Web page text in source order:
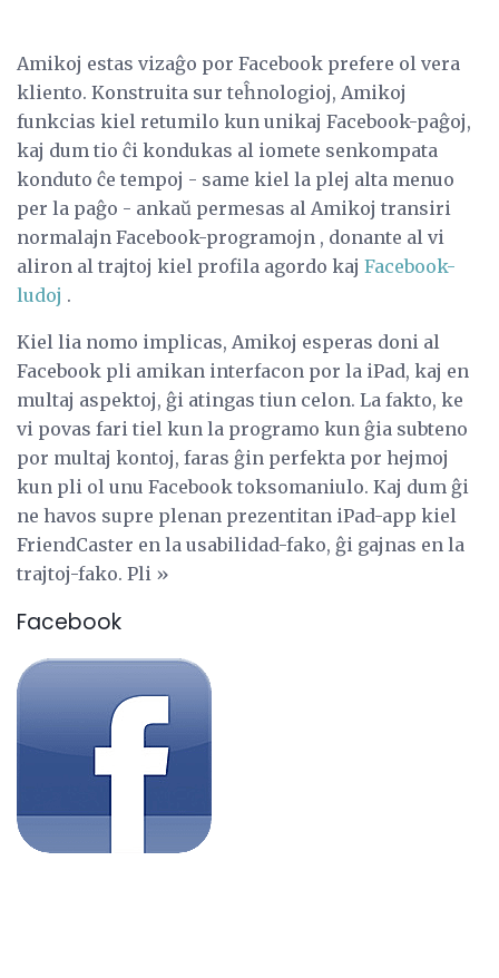
Amikoj estas vizaĝo por Facebook prefere ol vera
kliento. Konstruita sur teĥnologioj, Amikoj
funkcias kiel retumilo kun unikaj Facebook-paĝoj,
kaj dum tio ĉi kondukas al iomete senkompata
konduto ĉe tempoj - same kiel la plej alta menuo
per la paĝo - ankaŭ permesas al Amikoj transiri
normalajn Facebook-programojn , donante al vi
aliron al trajtoj kiel profila agordo kaj Facebook-
ludoj .
Kiel lia nomo implicas, Amikoj esperas doni al
Facebook pli amikan interfacon por la iPad, kaj en
multaj aspektoj, ĝi atingas tiun celon. La fakto, ke
vi povas fari tiel kun la programo kun ĝia subteno
por multaj kontoj, faras ĝin perfekta por hejmoj
kun pli ol unu Facebook toksomaniulo. Kaj dum ĝi
ne havos supre plenan prezentitan iPad-app kiel
FriendCaster en la usabilidad-fako, ĝi gajnas en la
trajtoj-fako. Pli »
Facebook